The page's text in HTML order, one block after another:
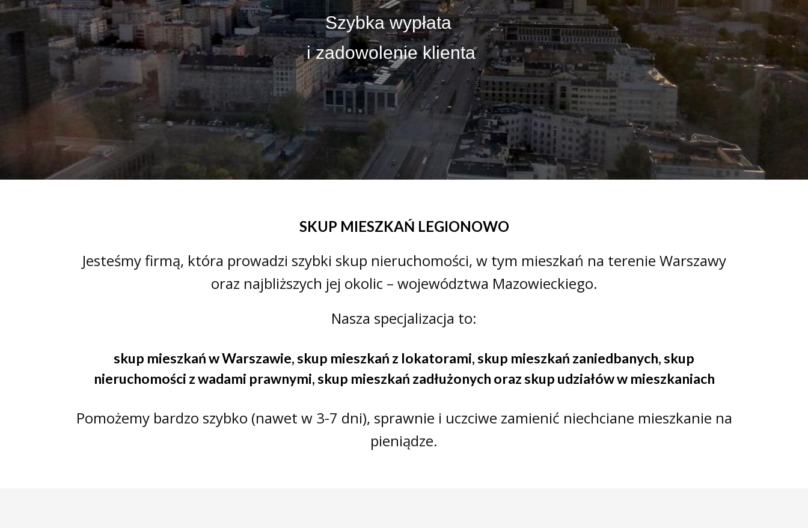
Szybka wypłata
i zadowolenie klienta
SKUP MIESZKAŃ LEGIONOWO
Jesteśmy firmą, która prowadzi szybki skup nieruchomości, w tym mieszkań na terenie Warszawy
oraz najbliższych jej okolic – województwa Mazowieckiego.
Nasza specjalizacja to:
skup mieszkań w Warszawie,skup mieszkań z lokatorami,skup mieszkań zaniedbanych,skup
nieruchomości z wadami prawnymi,skup mieszkań zadłużonych orazskup udziałów w mieszkaniach
Pomożemy bardzo szybko (nawet w 3-7 dni), sprawnie i uczciwe zamienić niechciane mieszkanie na
pieniądze.